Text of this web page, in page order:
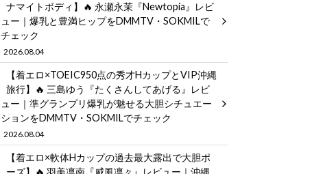
ナマイトボディ】🔥 永瀬永茉『Newtopia』レビ
ュー｜爆乳と豊満ヒップをDMMTV・SOKMILで
チェック
2026.08.04
【着エロ×TOEIC950点の秀才HカップとVIP沖縄
旅行】🔥 三島ゆう『たくさんしてあげる』レビ
ュー｜準グランプリ爆乳が魅せる大胆シチュエー
ションをDMMTV・SOKMILでチェック
2026.08.04
【着エロ×軟体Hカップの過去最大露出で大胆ポ
ーズ】🔥 羽美凛南『威風凛々』レビュー｜沖縄